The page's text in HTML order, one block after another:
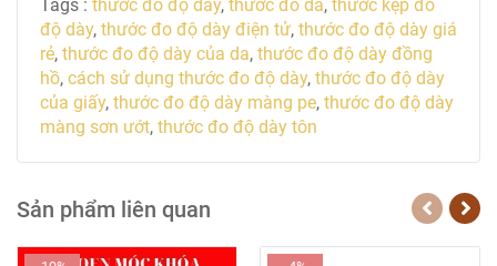
Tags : thước đo độ dày, thước đo da, thước kẹp đo
độ dày, thước đo độ dày điện tử, thước đo độ dày giá
rẻ, thước đo độ dày của da, thước đo độ dày đồng
hồ, cách sử dụng thước đo độ dày, thước đo độ dày
của giấy, thước đo độ dày màng pe, thước đo độ dày
màng sơn ướt, thước đo độ dày tôn
Sản phẩm liên quan